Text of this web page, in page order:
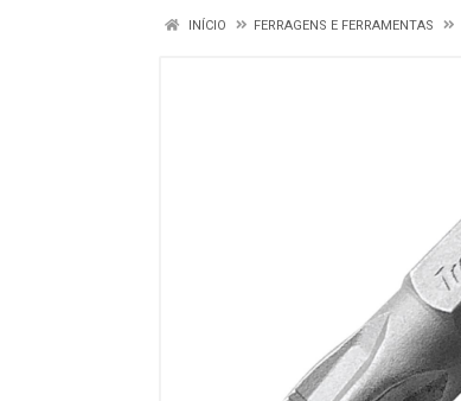
INÍCIO FERRAGENS E FERRAMENTAS